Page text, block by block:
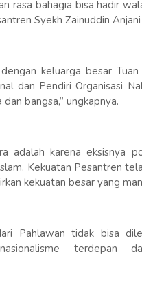
rasa bahagia bisa hadir
Syekh Zainuddin
keluarga besar
dan Pendiri Organisasi
bangsa,” ungkapnya.
adalah karena eksisnya
Kekuatan Pesantren
kekuatan besar yang
Pahlawan tidak bisa
terdepan